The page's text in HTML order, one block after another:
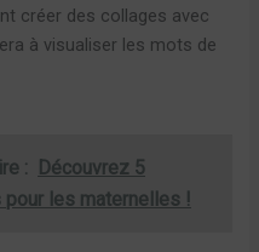
créer des collages avec
à visualiser les mots de
:
Découvrez 5
les maternelles !